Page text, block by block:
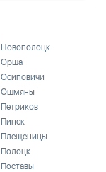
Новополоцк
Орша
Осиповичи
Ошмяны
Петриков
Пинск
Плещеницы
Полоцк
Поставы